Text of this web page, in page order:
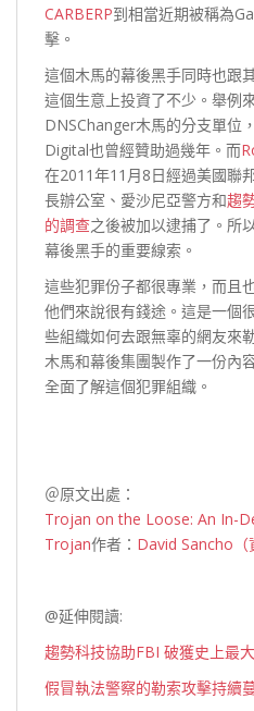
CARBERP到相當近期被稱為
擊。
這個木馬的幕後黑手同時也跟
這個生意上投資了不少。舉例
DNSChanger木馬的分支單位
Digital也曾經贊助過幾年。而
在2011年11月8日經過美國聯
長辦公室、愛沙尼亞警方和趨
的調查之後被加以逮捕了。所
幕後黑手的重要線索。
這些犯罪份子都很專業，而且
他們來說很有錢途。這是一個
些組織如何去跟無辜的網友來
木馬和幕後集團製作了一份內
全面了解這個犯罪組織。
＠原文出處：
Trojan on the Loose: An In-
Trojan作者： David Sancho（
@延伸閱讀:
趨勢科技協助FBI 破獲史上最
假冒執法警察的勒索攻擊持續